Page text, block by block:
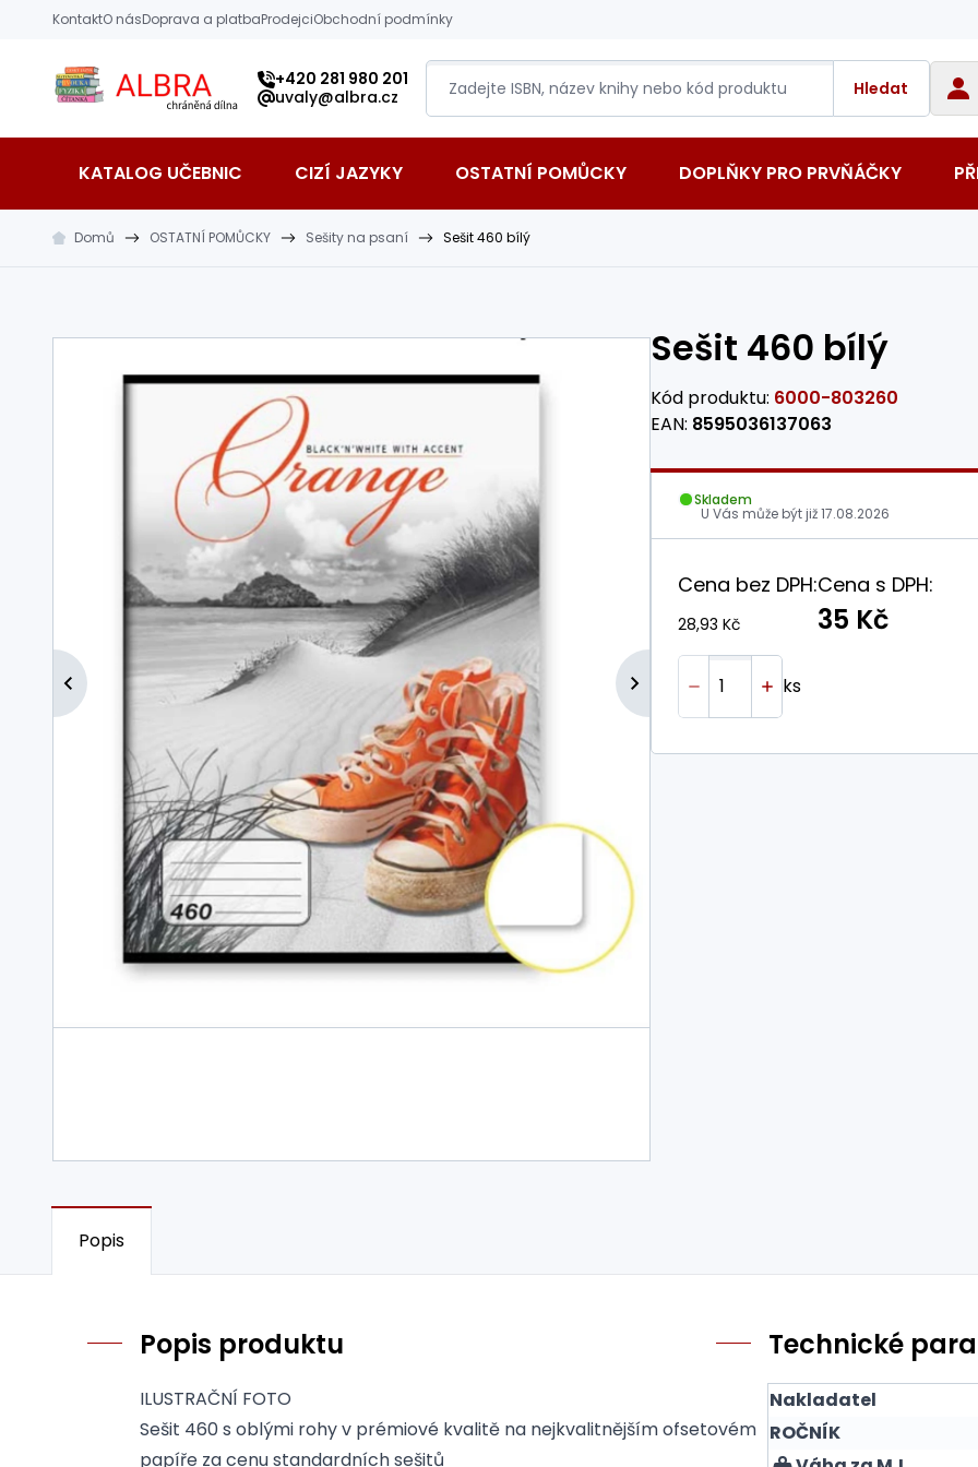
Přeskočit na hlavní obsah
KontaktO násDoprava a platbaProdejciObchodní podmínky
Albra s.r.o.
+420 281 980 201
uvaly@albra.cz
Hledat
KATALOG UČEBNIC CIZÍ JAZYKY OSTATNÍ POMŮCKY DOPLŇKY PRO PRVŇÁČKY
Domů OSTATNÍ POMŮCKY Sešity na psaní Sešit 460 bílý
Sešit 460 bílý
Kód produktu: 6000-803260
EAN: 8595036137063
Skladem
U Vás může být již17.08.2026
Cena bez DPH:
28,93 Kč
Cena s DPH:
35 Kč
ks
Popis
Popis produktu
ILUSTRAČNÍ FOTO
Sešit 460 s oblými rohy v prémiové kvalitě na nejkvalitnějším ofsetovém
papíře za cenu standardních sešitů
Technické
Nakladatel
ROČNÍK